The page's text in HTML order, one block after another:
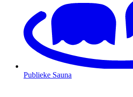
Publieke Sauna